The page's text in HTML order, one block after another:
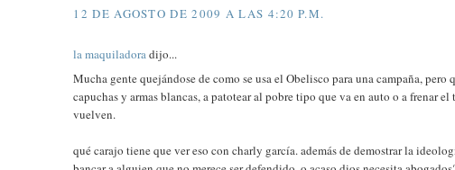
12 DE AGOSTO DE 2009 A LAS 4:20 P.M.
la maquiladoradijo...
Mucha gente quejándose de como se usa el Obelisco para una campaña,
capuchas y armas blancas, a patotear al pobre tipo que va en auto o a frenar
vuelven.
qué carajo tiene que ver eso con charly garcía. además de demostrar la